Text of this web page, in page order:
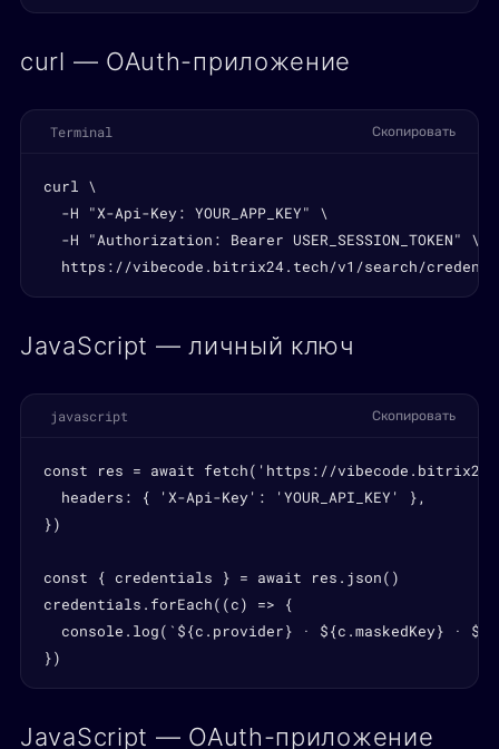
curl — OAuth-приложение
Terminal Скопировать
curl \
  -H "X-Api-Key: YOUR_APP_KEY" \
  -H "Authorization: Bearer USER_SESSION_TOKEN" \
https://vibecode.bitrix24.tech/v1/search/
JavaScript — личный ключ
javascript Скопировать
const res = await fetch('https://
  headers: { 'X-Api-Key': 'YOUR_API_KEY' },
})
const { credentials } = await res.json()
credentials.forEach((c) => {
console.log(`${c.provider} · ${c.maskedKey} ·
})
JavaScript — OAuth-приложение